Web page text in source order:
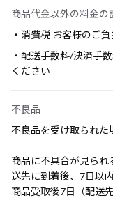
商品代金以外の料金の
・消費税 お客様のご
・配送手数料/決済手
ください
不良品
不良品を受け取られた
商品に不具合が見ら
送先に到着後、7日以
商品受取後7日（配送